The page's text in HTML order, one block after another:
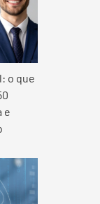
o que
e